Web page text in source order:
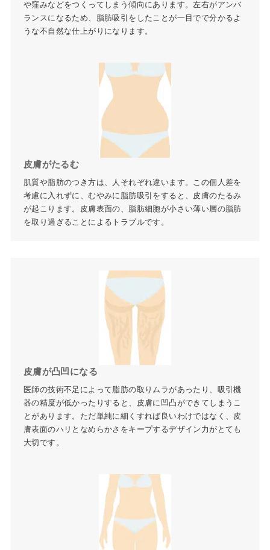
や窪みなどをつくってしまう傾向にあります。左右がアンバ
ランスになるため、脂肪吸引をしたことが一目でで分かるよ
うな不自然な仕上がりになります。
皮膚がたるむ
肌質や脂肪のつき方は、人それぞれ違います。この個人差を
考慮に入れずに、むやみに脂肪吸引をすると、皮膚のたるみ
が起こります。皮膚表面の、脂肪細胞が小さい薄い層の脂肪
を取り過ぎることによるトラブルです。
皮膚が凸凹になる
医師の技術不足によって脂肪の取りムラがあったり、吸引機
器の精度が低かったりすると、皮膚に凹凸ができてしまうこ
とがあります。ただ単純に細くすれば良いわけではなく、皮
膚表面のハリとなめらかさをキープするデザイン力がとても
大切です。